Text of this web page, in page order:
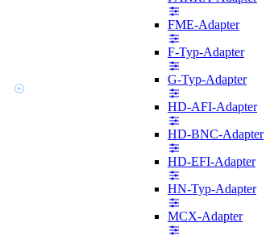
FME-Adapter
F-Typ-Adapter
G-Typ-Adapter
HD-AFI-Adapter
HD-BNC-Adapter
HD-EFI-Adapter
HN-Typ-Adapter
MCX-Adapter